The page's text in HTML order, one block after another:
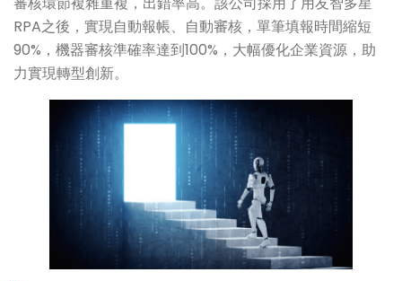
RPA之後，實現自動報帳、自動審核，單筆填報時間縮短
90%，機器審核準確率達到100%，大幅優化企業資源，助
力實現轉型創新。